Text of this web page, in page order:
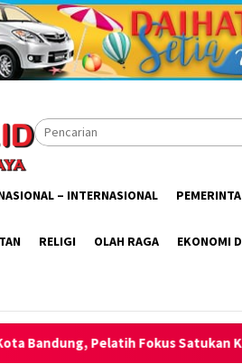
– INTERNASIONAL
RELIGI OLAH RAGA EKONOMI
Kekompakan Tim